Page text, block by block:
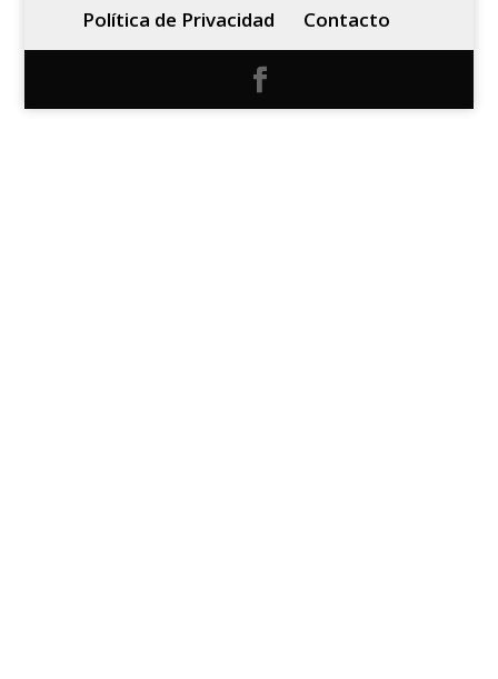
Política de Privacidad Contacto